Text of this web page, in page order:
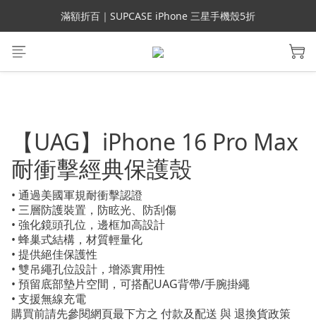
會員699免運｜父親節禮手機殼5折、行動電源66折
滿額折百｜SUPCASE iPhone 三星手機殼5折
會員699免運｜父親節禮手機殼5折、行動電源66折
【UAG】iPhone 16 Pro Max
耐衝擊經典保護殼
• 通過美國軍規耐衝擊認證
• 三層防護裝置，防眩光、防刮傷
• 強化鏡頭孔位，邊框加高設計
• 蜂巢式結構，材質輕量化
• 提供絕佳保護性
• 雙吊繩孔位設計，增添實用性
• 預留底部墊片空間，可搭配UAG背帶/手腕掛繩
• 支援無線充電
購買前請先參閱網頁最下方之 付款及配送 與 退換貨政策